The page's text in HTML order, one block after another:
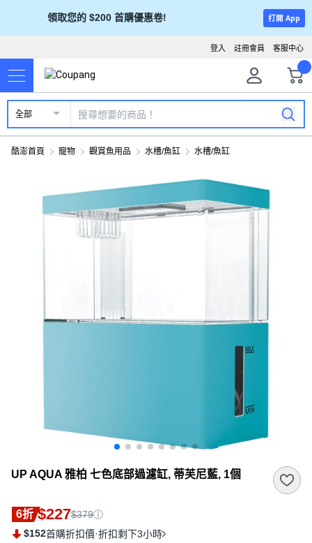
領取您的 $200 首購優惠卷! 打開 App
客服中心
註冊會員
登入
全部
酷澎首頁 寵物 觀賞魚用品 水槽/魚缸 水槽/魚缸
UP AQUA 雅柏 七色底部過濾缸, 蒂芙尼藍, 1個
6折 $227$379
$152首購折扣價·折扣剩下3小時